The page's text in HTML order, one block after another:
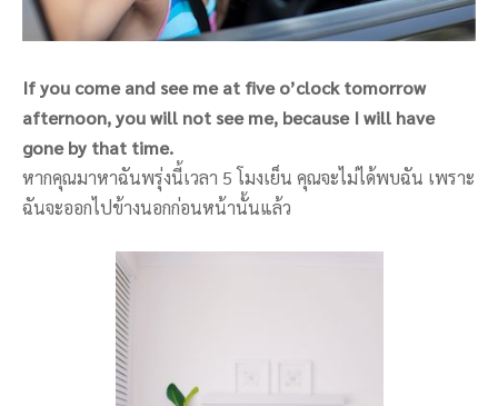
If you come and see me at five o’clock tomorrow
afternoon, you will not see me, because I will have
gone by that time.
หากคุณมาหาฉันพรุ่งนี้เวลา 5 โมงเย็น คุณจะไม่ได้พบฉัน เพราะ
ฉันจะออกไปข้างนอกก่อนหน้านั้นแล้ว